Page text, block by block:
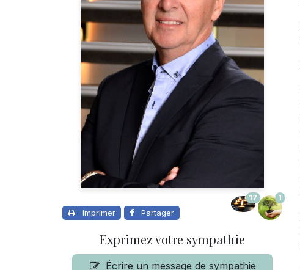
Imprimer Partager
17 1
Exprimez votre sympathie
Écrire un message de sympathie